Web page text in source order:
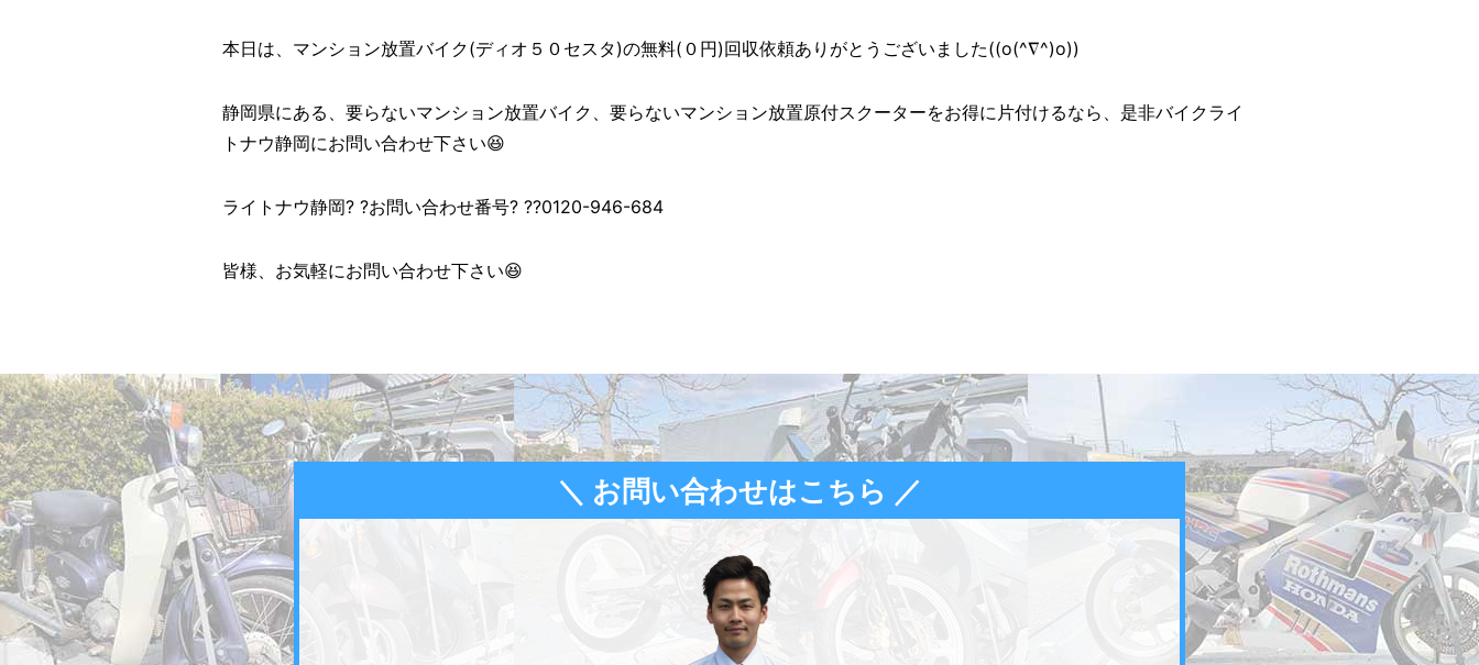
本日は、マンション放置バイク(ディオ５０セスタ)の無料(０円)回収依頼ありがとうございました((o(^∇^)o))
静岡県にある、要らないマンション放置バイク、要らないマンション放置原付スクーターをお得に片付けるなら、是非バイクライ
トナウ静岡にお問い合わせ下さい😆
ライトナウ静岡? ?お問い合わせ番号? ??0120-946-684
皆様、お気軽にお問い合わせ下さい😆
＼ お問い合わせはこちら ／